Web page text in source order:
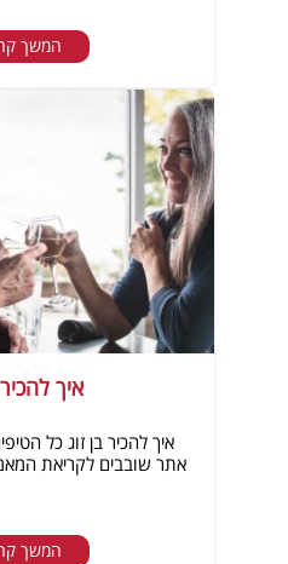
המשך
איך
איך להכיר בן זוג כל
אתר שובבים לקריאת
המשך